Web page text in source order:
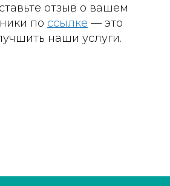
отзыв о вашем
по ссылке — это
наши услуги.